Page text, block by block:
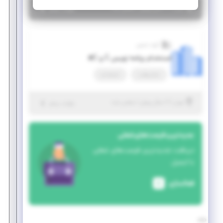
تهران |۷ سال پیش | منقضی شده جزئیات بیشتر
استخدام برنامه نویس C و C#
جدیدترین فرصت‌های شغلی
دریافت جدیدترین فرصت‌های شغلی
با ایمیل
فعالسازی